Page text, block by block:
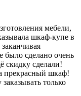
мебели,
шкаф-купе в
сделано очень
скидку сделали!
прекрасный шкаф!
только